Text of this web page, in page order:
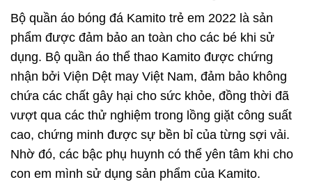
Bộ quần áo bóng đá Kamito trẻ em 2022 là sản
phẩm được đảm bảo an toàn cho các bé khi sử
dụng. Bộ quần áo thể thao Kamito được chứng
nhận bởi Viện Dệt may Việt Nam, đảm bảo không
chứa các chất gây hại cho sức khỏe, đồng thời đã
vượt qua các thử nghiệm trong lồng giặt công suất
cao, chứng minh được sự bền bỉ của từng sợi vải.
Nhờ đó, các bậc phụ huynh có thể yên tâm khi cho
con em mình sử dụng sản phẩm của Kamito.